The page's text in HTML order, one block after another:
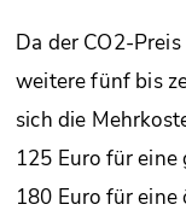
Da der CO2-
weitere fünf bis
sich die
125 Euro für
180 Euro für